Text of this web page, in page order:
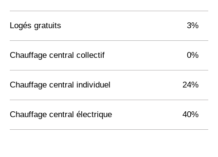
Logés gratuits 3%
Chauffage central collectif 0%
Chauffage central individuel 24%
Chauffage central électrique 40%